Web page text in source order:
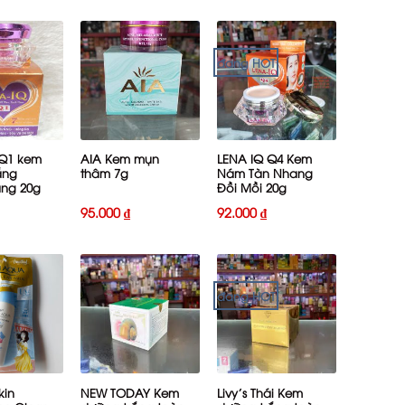
kem
20g
AIA Kem mụn
thâm 7g
95.000₫
đang HOT
+
LENA IQ Q4 Kem
Nám Tàn Nhang
Đồi Mồi 20g
92.000₫
+
NEW TODAY Kem
đang HOT
+
Livy’s Thái Kem